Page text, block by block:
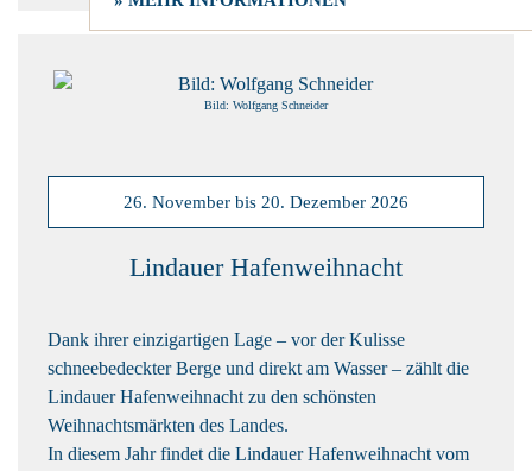
Bild: Wolfgang Schneider
26. November bis 20. Dezember 2026
Lindauer Hafenweihnacht
Dank ihrer einzigartigen Lage – vor der Kulisse
schneebedeckter Berge und direkt am Wasser – zählt die
Lindauer Hafenweihnacht zu den schönsten
Weihnachtsmärkten des Landes.
In diesem Jahr findet die Lindauer Hafenweihnacht vom